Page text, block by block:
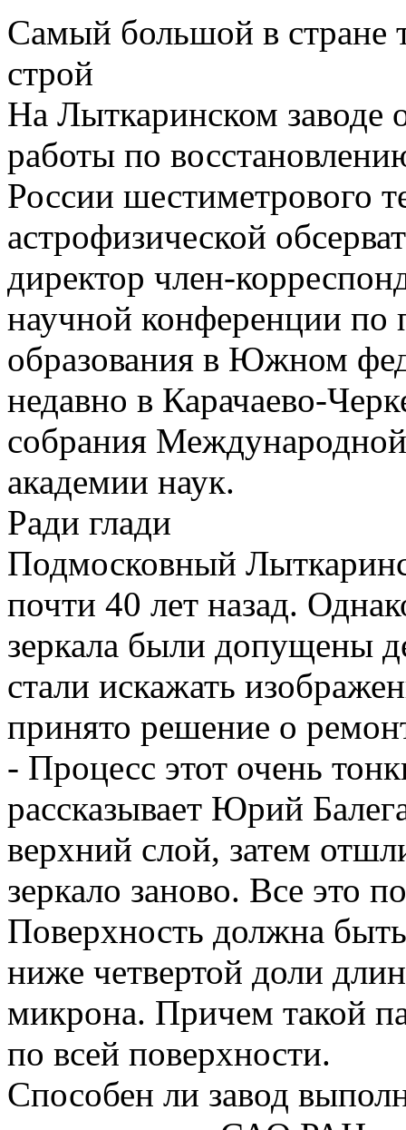
Самый большой в стране
строй
На Лыткаринском заводе
работы по
России шестиметрового
астрофизической
директор член-
научной конференции по
образования в Южном
недавно в Карачаево-
собрания
академии наук.
Ради глади
Подмосковный
почти 40 лет назад.
зеркала были допущены
стали искажать
принято решение о
- Процесс этот очень
рассказывает Юрий
верхний слой, затем
зеркало заново. Все это
Поверхность должна
ниже четвертой доли
микрона. Причем такой
по всей поверхности.
Способен ли завод